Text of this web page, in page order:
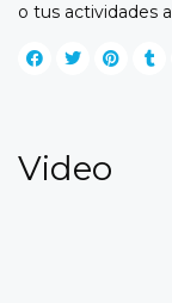
o tus actividades
Video